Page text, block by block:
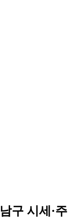
구 시세·주